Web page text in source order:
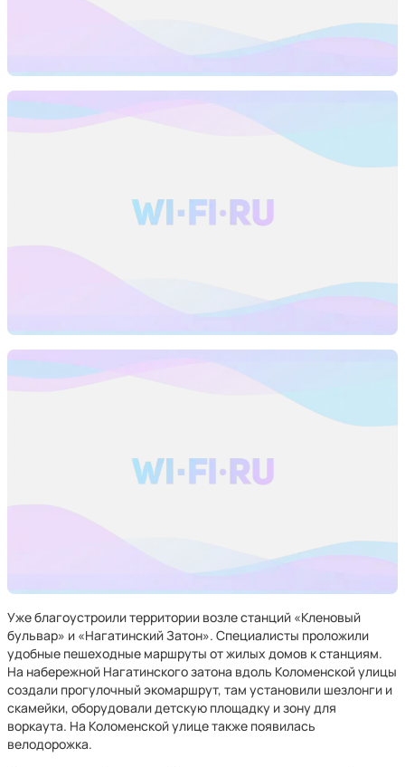
Уже благоустроили территории возле станций «Кленовый
бульвар» и «Нагатинский Затон». Специалисты проложили
удобные пешеходные маршруты от жилых домов к станциям.
На набережной Нагатинского затона вдоль Коломенской улицы
создали прогулочный экомаршрут, там установили шезлонги и
скамейки, оборудовали детскую площадку и зону для
воркаута. На Коломенской улице также появилась
велодорожка.